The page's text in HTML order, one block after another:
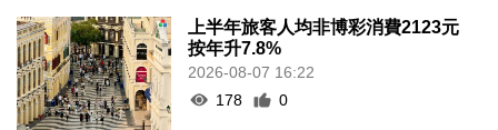
上半年旅客人均非博彩消費2123元
按年升7.8%
2026-08-07 16:22
178
0